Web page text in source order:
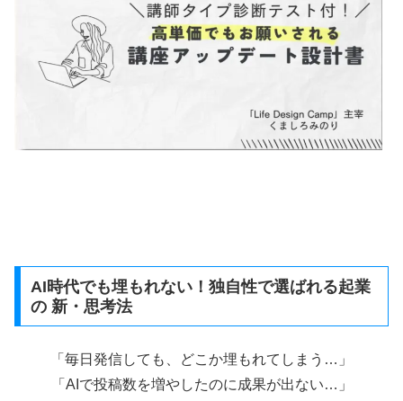
AI時代でも埋もれない！独自性で選ばれる起業
の 新・思考法
「毎日発信しても、どこか埋もれてしまう…」
「AIで投稿数を増やしたのに成果が出ない…」